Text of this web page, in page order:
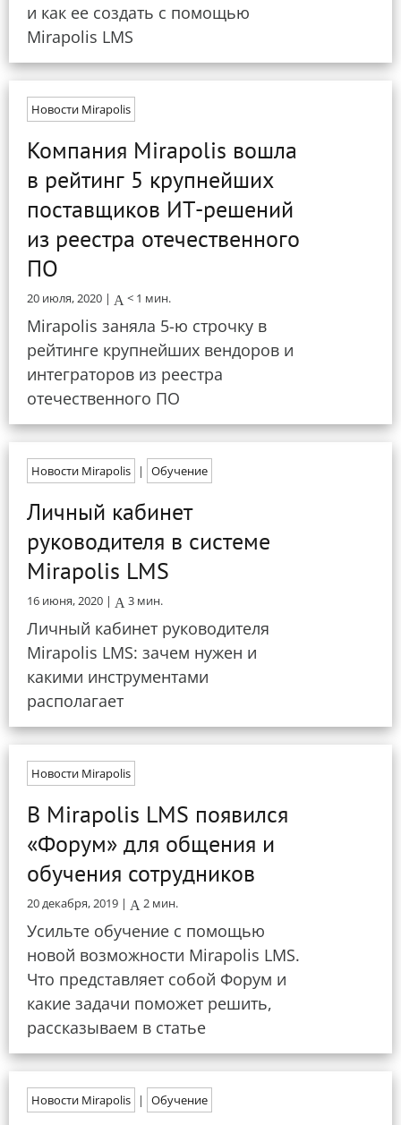
и как ее создать с помощью
Mirapolis LMS
Новости Mirapolis
Компания Mirapolis вошла
в рейтинг 5 крупнейших
поставщиков ИТ-решений
из реестра отечественного
ПО
20 июля, 2020 | < 1 мин.
Mirapolis заняла 5-ю строчку в
рейтинге крупнейших вендоров и
интеграторов из реестра
отечественного ПО
Новости Mirapolis | Обучение
Личный кабинет
руководителя в системе
Mirapolis LMS
16 июня, 2020 | 3 мин.
Личный кабинет руководителя
Mirapolis LMS: зачем нужен и
какими инструментами
располагает
Новости Mirapolis
В Mirapolis LMS появился
«Форум» для общения и
обучения сотрудников
20 декабря, 2019 | 2 мин.
Усильте обучение с помощью
новой возможности Mirapolis LMS.
Что представляет собой Форум и
какие задачи поможет решить,
рассказываем в статье
Новости Mirapolis | Обучение